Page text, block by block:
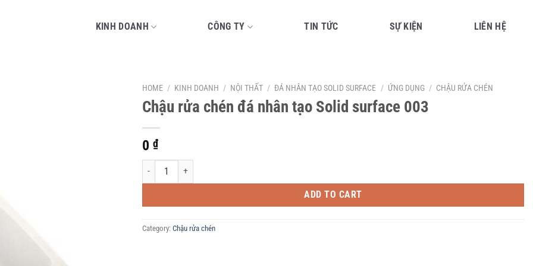
KINH DOANH CÔNG TY TIN TỨC SỰ KIỆN LIÊN HỆ
HOME / KINH DOANH / NỘI THẤT / ĐÁ NHÂN TẠO SOLID SURFACE / ỨNG DỤNG / CHẬU RỬA CHÉN
Chậu rửa chén đá nhân tạo Solid surface 003
0 ₫
Chậu rửa chén đá nhân tạo Solid surface 003 quantity
ADD TO CART
Category: Chậu rửa chén